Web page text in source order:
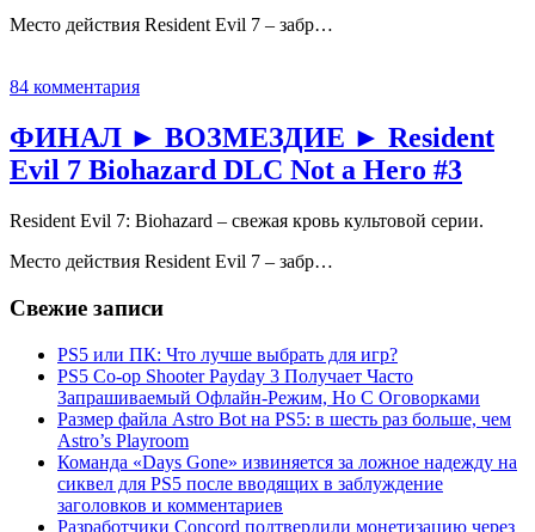
Место действия Resident Evil 7 – забр…
84 комментария
ФИНАЛ ► ВОЗМЕЗДИЕ ► Resident
Evil 7 Biohazard DLC Not a Hero #3
Resident Evil 7: Biohazard – свежая кровь культовой серии.
Место действия Resident Evil 7 – забр…
Свежие записи
PS5 или ПК: Что лучше выбрать для игр?
PS5 Co-op Shooter Payday 3 Получает Часто
Запрашиваемый Офлайн-Режим, Но С Оговорками
Размер файла Astro Bot на PS5: в шесть раз больше, чем
Astro’s Playroom
Команда «Days Gone» извиняется за ложное надежду на
сиквел для PS5 после вводящих в заблуждение
заголовков и комментариев
Разработчики Concord подтвердили монетизацию через